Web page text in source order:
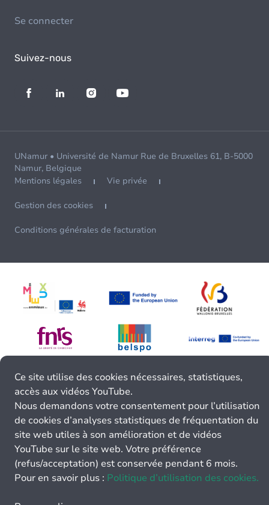
Se connecter
Suivez-nous
UNamur • Université de Namur Rue de Bruxelles 61, B-5000
Namur, Belgique
Mentions légales
Vie privée
Gestion des cookies
Conditions générales de facturation
Ce site utilise des cookies nécessaires, statistiques,
accès aux vidéos YouTube.
Nous demandons votre consentement pour l’utilisation
de cookies d’analyses statistiques de fréquentation du
site web utiles à son amélioration et de vidéos
YouTube sur le site web. Votre préférence
(refus/acceptation) est conservée pendant 6 mois.
Pour en savoir plus : Politique d’utilisation des cookies.